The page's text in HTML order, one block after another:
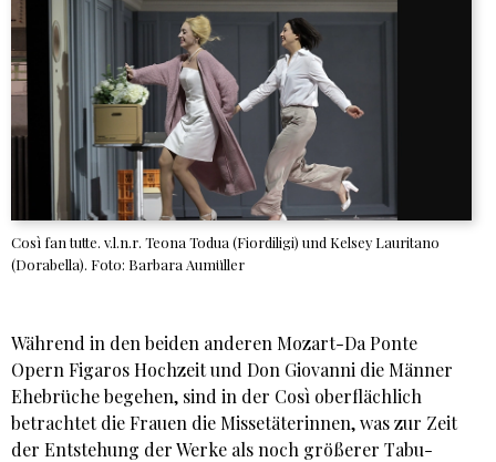
Così fan tutte. v.l.n.r. Teona Todua (Fiordiligi) und Kelsey Lauritano
(Dorabella). Foto: Barbara Aumüller
Während in den beiden anderen Mozart-Da Ponte
Opern Figaros Hochzeit und Don Giovanni die Männer
Ehebrüche begehen, sind in der Così oberflächlich
betrachtet die Frauen die Missetäterinnen, was zur Zeit
der Entstehung der Werke als noch größerer Tabu-